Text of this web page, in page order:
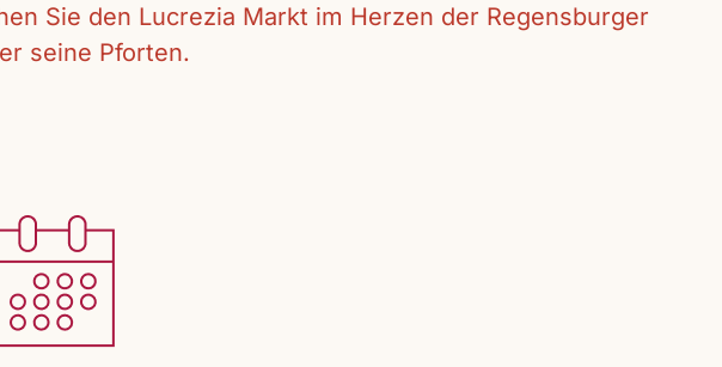
Sie den Lucrezia Markt im Herzen der Regensburger
seine Pforten.